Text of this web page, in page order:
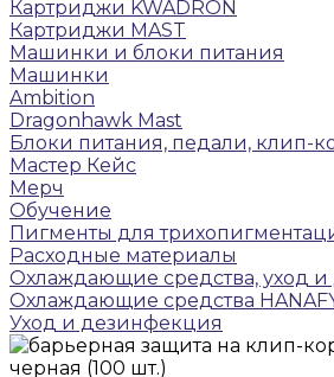
Картриджи KWADRON
Картриджи MAST
Машинки и блоки питания
Машинки
Ambition
Dragonhawk Mast
Блоки питания, педали, клип-
Мастер Кейс
Мерч
Обучение
Пигменты для
Расходные материалы
Охлаждающие средства, уход
Охлаждающие средства
Уход и дезинфекция